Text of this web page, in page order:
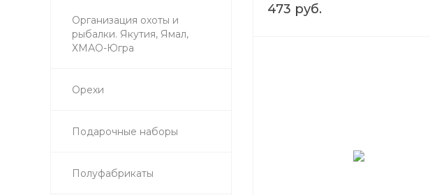
Организация охоты и
рыбалки. Якутия, Ямал,
ХМАО-Югра
Орехи
Подарочные наборы
Полуфабрикаты
473 руб.